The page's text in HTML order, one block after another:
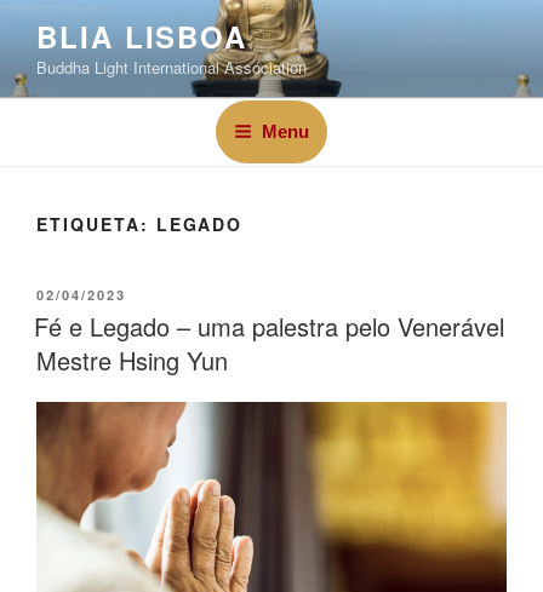
BLIA LISBOA
Buddha Light International Association
Menu
ETIQUETA: LEGADO
02/04/2023
Fé e Legado – uma palestra pelo Venerável
Mestre Hsing Yun